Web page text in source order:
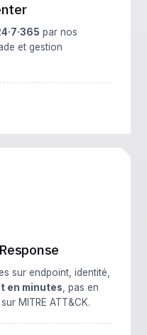
par nos
et gestion
sur endpoint, identité,
en minutes, pas en
MITRE ATT&CK.